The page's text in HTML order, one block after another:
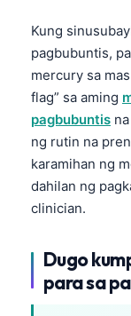
Kung
pagbubuntis,
mercury sa
flag” sa aming
pagbubuntis
ng rutin na
karamihan ng
dahilan ng
clinician.
Dugo
para sa
Українська
Català
Қазақ тілі
Suomi
Hrvatski